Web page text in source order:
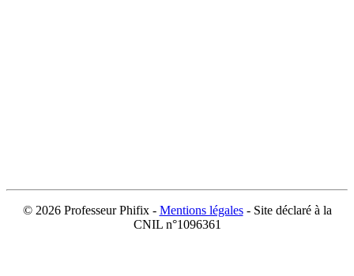
© 2026 Professeur Phifix - Mentions légales- Site déclaré à la
CNIL n°1096361